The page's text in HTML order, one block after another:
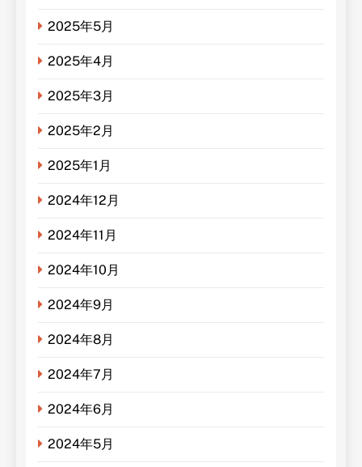
2025年5月
2025年4月
2025年3月
2025年2月
2025年1月
2024年12月
2024年11月
2024年10月
2024年9月
2024年8月
2024年7月
2024年6月
2024年5月